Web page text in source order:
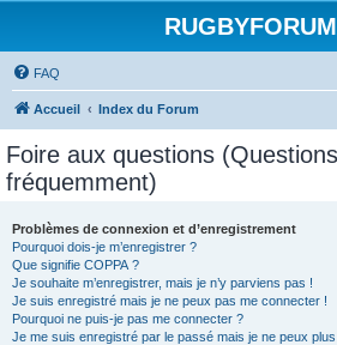
FAQ
Accueil Index du Forum
Foire aux questions
fréquemment)
Problèmes de connexion et d’enregistrement
Pourquoi dois-je m’enregistrer ?
Que signifie COPPA ?
Je souhaite m’enregistrer, mais je n’y parviens pas !
Je suis enregistré mais je ne peux pas me connecter !
Pourquoi ne puis-je pas me connecter ?
Je me suis enregistré par le passé mais je ne peux